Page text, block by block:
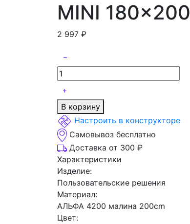
MINI 180×200
2 997 ₽
В корзину
Настроить в конструкторе
Самовывоз бесплатно
Доставка от 300 ₽
Характеристики
Изделие:
Пользовательские решения
Материал:
АЛЬФА 4200 малина 200cm
Цвет: